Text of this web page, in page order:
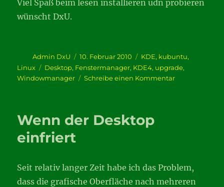
Viel Spaß beim lesen installieren udn probieren
wünscht DxU.
Autor
Admin DxU
Veröffentlicht
am
10. Februar 2010 Kategorien
KDE, kubuntu,
Linux
Schlagwörter
Desktop, Fenstermanager, KDE4, upgrade,
Windowmanager
Schreibe einen Kommentarzu
Wenn der Desktop
einfriert
Seit relativ langer Zeit habe ich das Problem,
dass die grafische Oberfläche nach mehreren